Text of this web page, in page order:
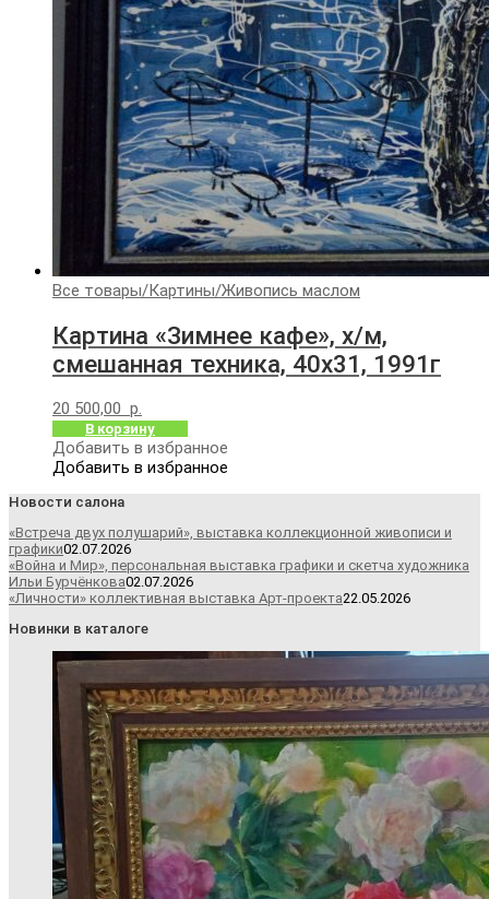
Все товары/Картины/Живопись маслом
Картина «Зимнее кафе», х/м,
смешанная техника, 40х31, 1991г
20 500,00 р.
В корзину
Добавить в избранное
Добавить в избранное
Новости салона
«Встреча двух полушарий», выставка коллекционной живописи и
графики02.07.2026
«Война и Мир», персональная выставка графики и скетча художника
Ильи Бурчёнкова02.07.2026
«Личности» коллективная выставка Арт-проекта22.05.2026
Новинки в каталоге